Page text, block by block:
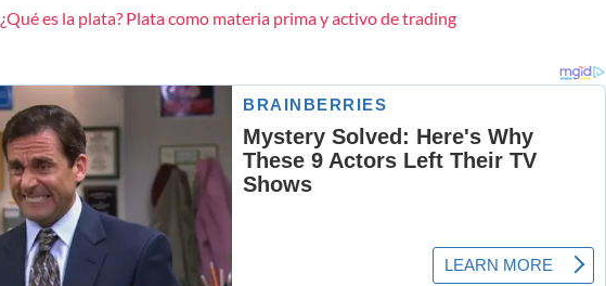
¿Qué es la plata? Plata como materia prima y activo de trading